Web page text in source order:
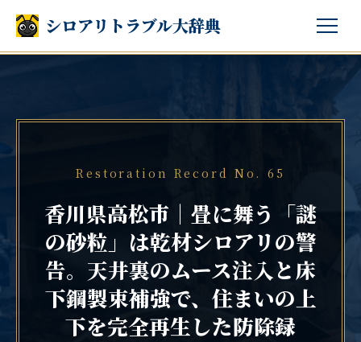
シロアリトラブル大辞典
Restoration Record No. 65
香川県高松市｜畳に舞う「謎
の砂粒」は乾材シロアリの警
告。天井裏のムース注入と床
下鋼製束補強で、住まいの上
下を完全再生した防除録